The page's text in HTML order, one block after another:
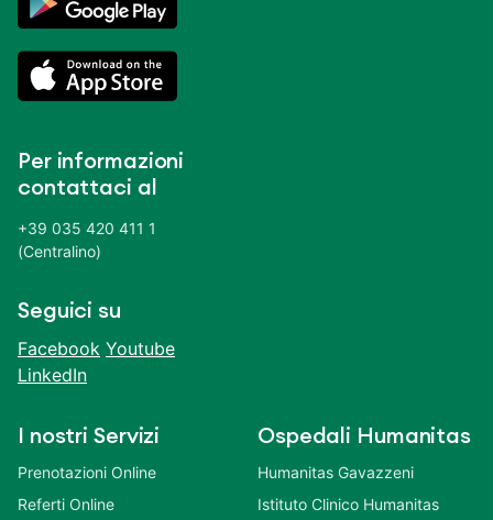
Per informazioni
contattaci al
+39 035 420 411 1
(Centralino)
Seguici su
Facebook Youtube
LinkedIn
I nostri Servizi
Prenotazioni Online
Referti Online
Ospedali Humanitas
Humanitas Gavazzeni
Istituto Clinico Humanitas